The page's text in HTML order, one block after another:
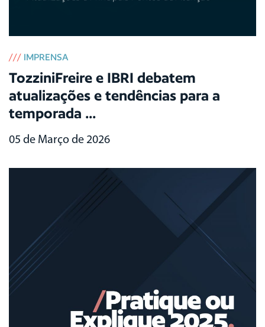
/// IMPRENSA
TozziniFreire e IBRI debatem
atualizações e tendências para a
temporada ...
05 de Março de 2026